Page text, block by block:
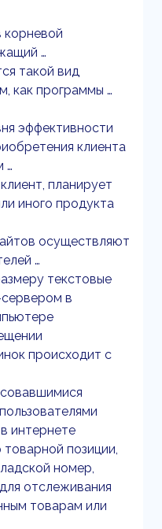
корневой
…
такой вид
как программы …
эффективности
клиента
…
планирует
иного продукта
осуществляют
…
текстовые
в
происходит с
интернете
позиции,
номер,
отслеживания
товарам или